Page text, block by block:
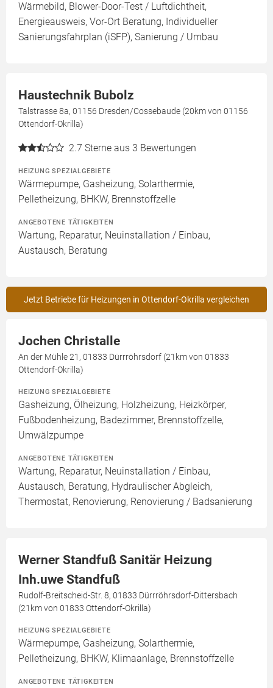
Wärmebild, Blower-Door-Test / Luftdichtheit,
Energieausweis, Vor-Ort Beratung, Individueller
Sanierungsfahrplan (iSFP), Sanierung / Umbau
Haustechnik Bubolz
Talstrasse 8a, 01156 Dresden/Cossebaude (20km von 01156
Ottendorf-Okrilla)
2.7 Sterne aus 3 Bewertungen
HEIZUNG SPEZIALGEBIETE
Wärmepumpe, Gasheizung, Solarthermie,
Pelletheizung, BHKW, Brennstoffzelle
ANGEBOTENE TÄTIGKEITEN
Wartung, Reparatur, Neuinstallation / Einbau,
Austausch, Beratung
Jetzt Betriebe für Heizungen in Ottendorf-Okrilla vergleichen
Jochen Christalle
An der Mühle 21, 01833 Dürrröhrsdorf (21km von 01833
Ottendorf-Okrilla)
HEIZUNG SPEZIALGEBIETE
Gasheizung, Ölheizung, Holzheizung, Heizkörper,
Fußbodenheizung, Badezimmer, Brennstoffzelle,
Umwälzpumpe
ANGEBOTENE TÄTIGKEITEN
Wartung, Reparatur, Neuinstallation / Einbau,
Austausch, Beratung, Hydraulischer Abgleich,
Thermostat, Renovierung, Renovierung / Badsanierung
Werner Standfuß Sanitär Heizung
Inh.uwe Standfuß
Rudolf-Breitscheid-Str. 8, 01833 Dürrröhrsdorf-Dittersbach
(21km von 01833 Ottendorf-Okrilla)
HEIZUNG SPEZIALGEBIETE
Wärmepumpe, Gasheizung, Solarthermie,
Pelletheizung, BHKW, Klimaanlage, Brennstoffzelle
ANGEBOTENE TÄTIGKEITEN